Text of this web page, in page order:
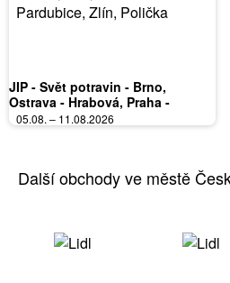
JIP - Svět potravin - Brno,
Ostrava - Hrabová, Praha -
Bořanovice, Jilemnice, Karlovy
Vary, Olomouc, Pardubice, Zlín,
05.08. – 11.08.2026
Další obchody ve městě